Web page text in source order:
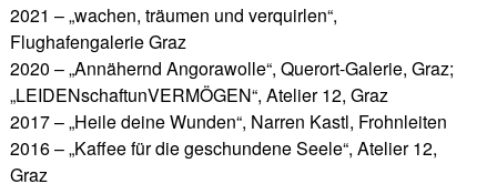
2021 – „wachen, träumen und verquirlen“,
Flughafengalerie Graz
2020 – „Annähernd Angorawolle“, Querort-Galerie, Graz;
„LEIDENschaftunVERMÖGEN“, Atelier 12, Graz
2017 – „Heile deine Wunden“, Narren Kastl, Frohnleiten
2016 – „Kaffee für die geschundene Seele“, Atelier 12,
Graz